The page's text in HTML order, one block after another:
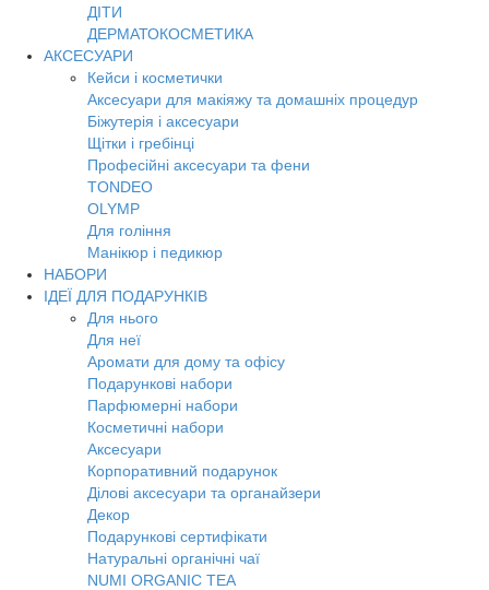
ДІТИ
ДЕРМАТОКОСМЕТИКА
АКСЕСУАРИ
Кейси і косметички
Аксесуари для макіяжу та домашніх процедур
Біжутерія і аксесуари
Щітки і гребінці
Професійні аксесуари та фени
TONDEO
OLYMP
Для гоління
Манікюр і педикюр
НАБОРИ
ІДЕЇ ДЛЯ ПОДАРУНКІВ
Для нього
Для неї
Аромати для дому та офісу
Подарункові набори
Парфюмерні набори
Косметичні набори
Аксесуари
Корпоративний подарунок
Ділові аксесуари та органайзери
Декор
Подарункові сертифікати
Натуральні органічні чаї
NUMI ORGANIC TEA